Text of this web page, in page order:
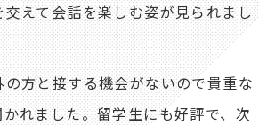
えて会話を楽しむ姿が見られまし
方と接する機会がないので貴重な
れました。留学生にも好評で、次